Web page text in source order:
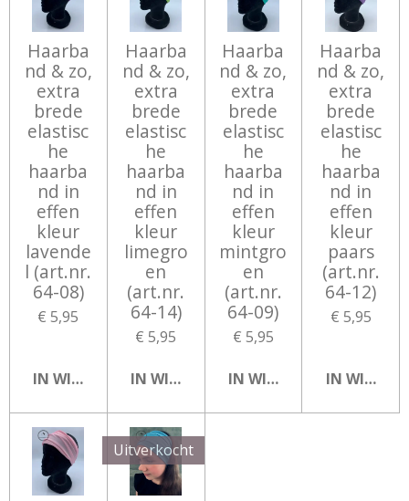
Haarba
nd & zo,
extra
brede
elastisc
he
haarba
nd in
effen
kleur
lavende
l (art.nr.
64-08)
€ 5,95
IN WINKELWAGEN
Haarba
nd & zo,
extra
brede
elastisc
he
haarba
nd in
effen
kleur
limegro
en
(art.nr.
64-14)
€ 5,95
IN WINKELWAGEN
Haarba
nd & zo,
extra
brede
elastisc
he
haarba
nd in
effen
kleur
mintgro
en
(art.nr.
64-09)
€ 5,95
IN WINKELWAGEN
Haarba
nd & zo,
extra
brede
elastisc
he
haarba
nd in
effen
kleur
paars
(art.nr.
64-12)
€ 5,95
IN
Uitverkocht